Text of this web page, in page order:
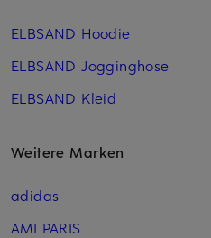
ELBSAND Hoodie
ELBSAND Jogginghose
ELBSAND Kleid
Weitere Marken
adidas
AMI PARIS